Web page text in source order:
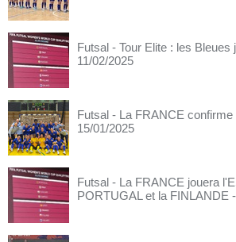
Futsal - Tour Elite : les Bleues
11/02/2025
Futsal - La FRANCE confirme
15/01/2025
Futsal - La FRANCE jouera
PORTUGAL et la FINLANDE